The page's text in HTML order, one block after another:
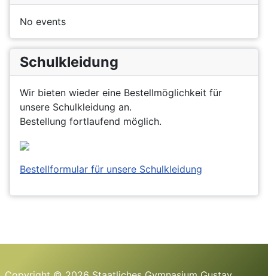
No events
Schulkleidung
Wir bieten wieder eine Bestellmöglichkeit für
unsere Schulkleidung an.
Bestellung fortlaufend möglich.
Bestellformular für unsere Schulkleidung